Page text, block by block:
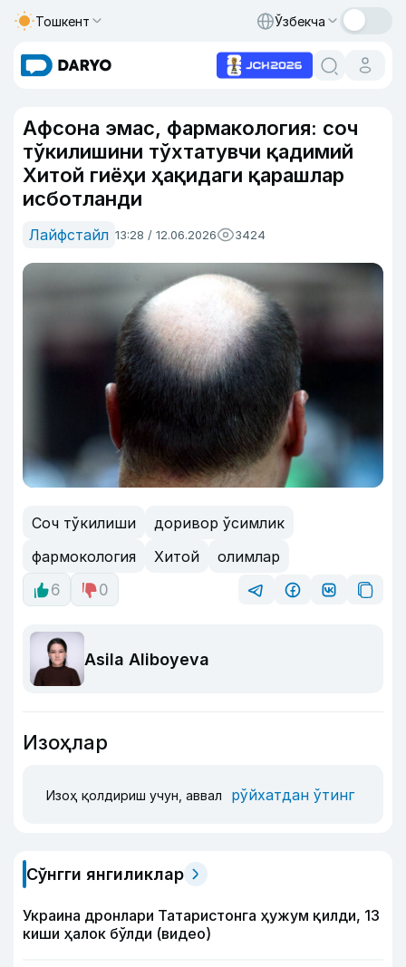
Тошкент Ўзбекча
Афсона эмас, фармакология: соч
тўкилишини тўхтатувчи қадимий
Хитой гиёҳи ҳақидаги қарашлар
исботланди
Лайфстайл 13:28 / 12.06.2026 3424
Соч тўкилиши
доривор ўсимлик
фармокология
Хитой
олимлар
6
0
Asila Aliboyeva
Изоҳлар
Изоҳ қолдириш учун, аввал рўйхатдан ўтинг
Сўнгги янгиликлар
Украина дронлари Татаристонга ҳужум қилди, 13
киши ҳалок бўлди (видео)